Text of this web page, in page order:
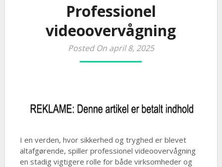
Professionel
videoovervågning
Posted On april 8, 2025
I en verden, hvor sikkerhed og tryghed er blevet
altafgørende, spiller professionel videoovervågning
en stadig vigtigere rolle for både virksomheder og